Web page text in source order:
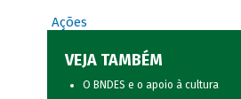
Ações
VEJA TAMBÉM
O BNDES e o apoio à cultura